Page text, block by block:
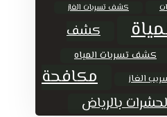
كشف تسربات الغاز
كشف
كشف تسربات المياه
الغاز
مكافحة
بالرياض